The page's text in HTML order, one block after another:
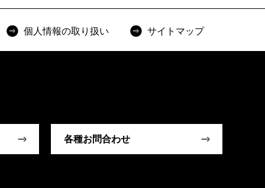
個人情報の取り扱い サイトマップ
各種お問合わせ